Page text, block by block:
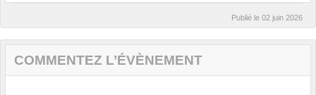
Publié le 02 juin 2026
COMMENTEZ L’ÉVÈNEMENT